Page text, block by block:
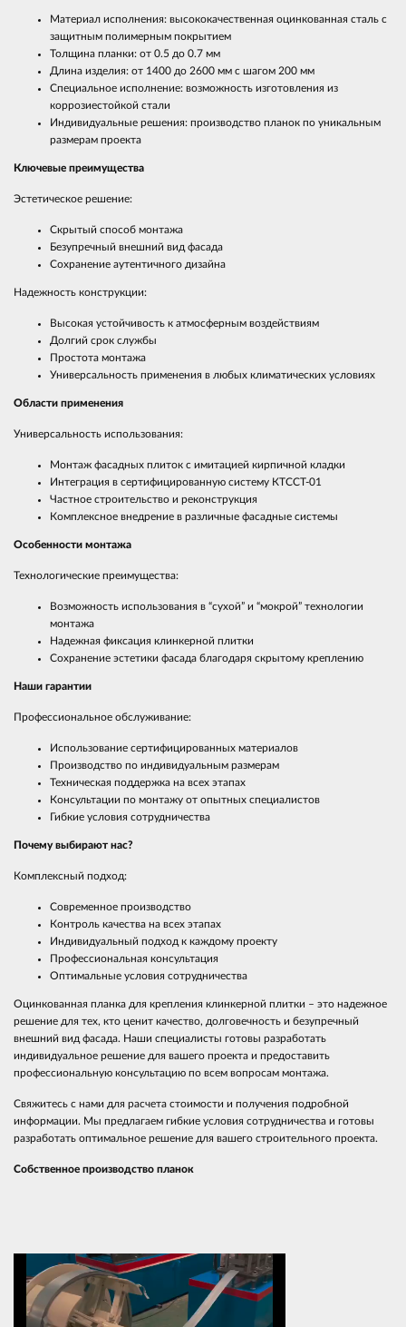
Материал исполнения: высококачественная оцинкованная сталь с
защитным полимерным покрытием
Толщина планки: от 0.5 до 0.7 мм
Длина изделия: от 1400 до 2600 мм с шагом 200 мм
Специальное исполнение: возможность изготовления из
коррозиестойкой стали
Индивидуальные решения: производство планок по уникальным
размерам проекта
Ключевые преимущества
Эстетическое решение:
Скрытый способ монтажа
Безупречный внешний вид фасада
Сохранение аутентичного дизайна
Надежность конструкции:
Высокая устойчивость к атмосферным воздействиям
Долгий срок службы
Простота монтажа
Универсальность применения в любых климатических условиях
Области применения
Универсальность использования:
Монтаж фасадных плиток с имитацией кирпичной кладки
Интеграция в сертифицированную систему КТССТ-01
Частное строительство и реконструкция
Комплексное внедрение в различные фасадные системы
Особенности монтажа
Технологические преимущества:
Возможность использования в “сухой” и “мокрой” технологии
монтажа
Надежная фиксация клинкерной плитки
Сохранение эстетики фасада благодаря скрытому креплению
Наши гарантии
Профессиональное обслуживание:
Использование сертифицированных материалов
Производство по индивидуальным размерам
Техническая поддержка на всех этапах
Консультации по монтажу от опытных специалистов
Гибкие условия сотрудничества
Почему выбирают нас?
Комплексный подход:
Современное производство
Контроль качества на всех этапах
Индивидуальный подход к каждому проекту
Профессиональная консультация
Оптимальные условия сотрудничества
Оцинкованная планка для крепления клинкерной плитки – это надежное
решение для тех, кто ценит качество, долговечность и безупречный
внешний вид фасада. Наши специалисты готовы разработать
индивидуальное решение для вашего проекта и предоставить
профессиональную консультацию по всем вопросам монтажа.
Свяжитесь с нами для расчета стоимости и получения подробной
информации. Мы предлагаем гибкие условия сотрудничества и готовы
разработать оптимальное решение для вашего строительного проекта.
Собственное производство планок